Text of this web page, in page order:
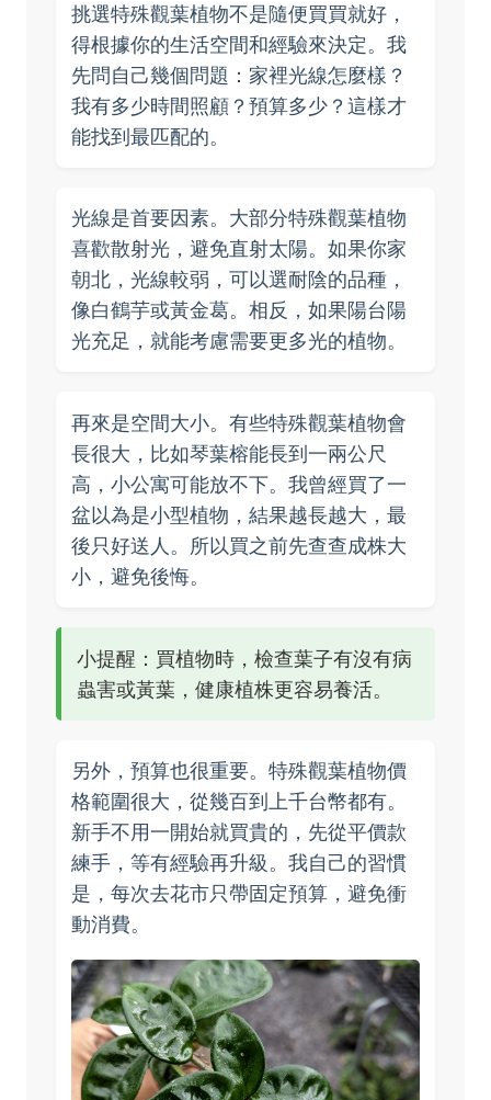
挑選特殊觀葉植物不是隨便買買就好，
得根據你的生活空間和經驗來決定。我
先問自己幾個問題：家裡光線怎麼樣？
我有多少時間照顧？預算多少？這樣才
能找到最匹配的。
光線是首要因素。大部分特殊觀葉植物
喜歡散射光，避免直射太陽。如果你家
朝北，光線較弱，可以選耐陰的品種，
像白鶴芋或黃金葛。相反，如果陽台陽
光充足，就能考慮需要更多光的植物。
再來是空間大小。有些特殊觀葉植物會
長很大，比如琴葉榕能長到一兩公尺
高，小公寓可能放不下。我曾經買了一
盆以為是小型植物，結果越長越大，最
後只好送人。所以買之前先查查成株大
小，避免後悔。
小提醒：買植物時，檢查葉子有沒有病
蟲害或黃葉，健康植株更容易養活。
另外，預算也很重要。特殊觀葉植物價
格範圍很大，從幾百到上千台幣都有。
新手不用一開始就買貴的，先從平價款
練手，等有經驗再升級。我自己的習慣
是，每次去花市只帶固定預算，避免衝
動消費。